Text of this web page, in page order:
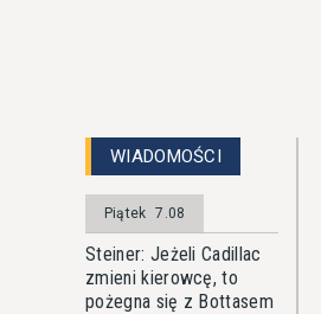
WIADOMOŚCI
Piątek 7.08
Steiner: Jeżeli Cadillac
zmieni kierowcę, to
pożegna się z Bottasem